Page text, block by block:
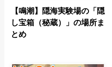
【鳴潮】隠海実験場の「隠
し宝箱（秘蔵）」の場所ま
とめ